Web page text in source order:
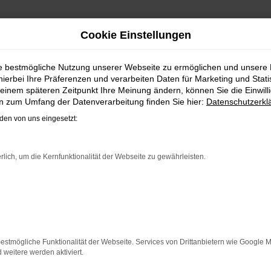
NACH
MOBILITÄT FÜR
Fest steht, dass es sich um ein perfekt
um einen VW Jahreswagen in Paderborn oder
es sich bei einer Vielzahl der angebotenen
mit der Kompetenz unserer Meisterwerkstatt
paar Tipps, die dir helfen können:
Cookie Einstellungen
bestmögliche Nutzung unserer Webseite zu ermöglichen und unsere
Ihre Präferenzen und verarbeiten Daten für Marketing und
späteren Zeitpunkt Ihre Meinung ändern, können Sie die
zum Umfang der Datenverarbeitung finden Sie hier:
von uns eingesetzt:
um die Kernfunktionalität der Webseite zu gewährleisten.
Funktionalität der Webseite. Services von Drittanbietern wie Google
weitere werden aktiviert.